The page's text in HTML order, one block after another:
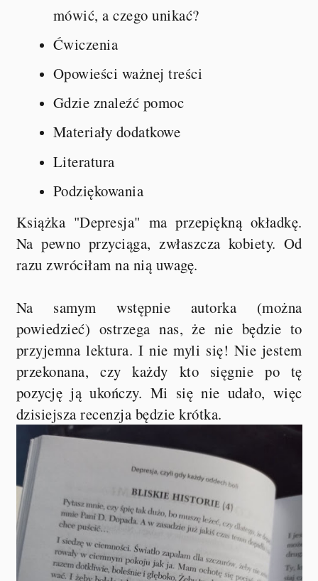
mówić, a czego unikać?
Ćwiczenia
Opowieści ważnej treści
Gdzie znaleźć pomoc
Materiały dodatkowe
Literatura
Podziękowania
Książka "Depresja" ma przepiękną okładkę.
Na pewno przyciąga, zwłaszcza kobiety. Od
razu zwróciłam na nią uwagę.
Na samym wstępnie autorka (można
powiedzieć) ostrzega nas, że nie będzie to
przyjemna lektura. I nie myli się! Nie jestem
przekonana, czy każdy kto sięgnie po tę
pozycję ją ukończy. Mi się nie udało, więc
dzisiejsza recenzja będzie krótka.